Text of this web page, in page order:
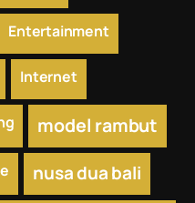
Entertainment
Internet
model rambut
nusa dua bali